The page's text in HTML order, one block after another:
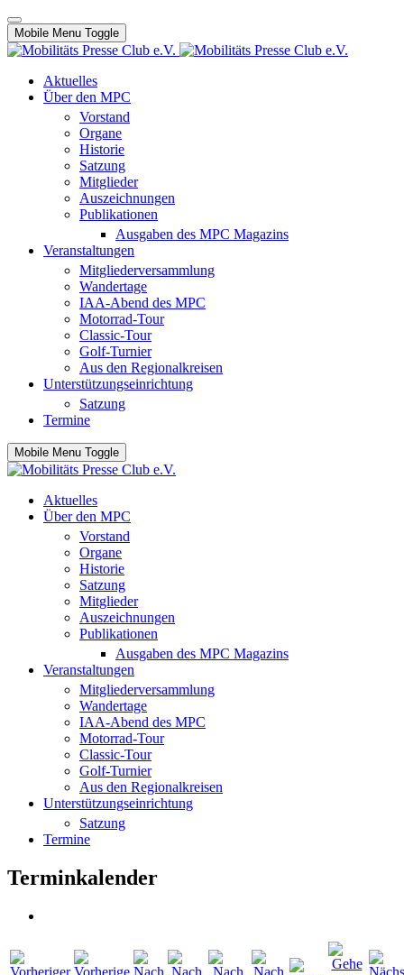
Mobile Menu Toggle
Aktuelles
Über den MPC
Vorstand
Organe
Historie
Satzung
Mitglieder
Auszeichnungen
Publikationen
Ausgaben des MPC Magazins
Veranstaltungen
Mitgliederversammlung
Wandertage
IAA-Abend des MPC
Motorrad-Tour
Classic-Tour
Golf-Turnier
Aus den Regionalkreisen
Unterstützungseinrichtung
Satzung
Termine
Mobile Menu Toggle
Aktuelles
Über den MPC
Vorstand
Organe
Historie
Satzung
Mitglieder
Auszeichnungen
Publikationen
Ausgaben des MPC Magazins
Veranstaltungen
Mitgliederversammlung
Wandertage
IAA-Abend des MPC
Motorrad-Tour
Classic-Tour
Golf-Turnier
Aus den Regionalkreisen
Unterstützungseinrichtung
Satzung
Termine
Terminkalender